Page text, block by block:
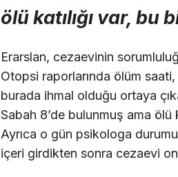
ölü katılığı var,
Erarslan, cezaevinin
Otopsi raporlarında ölüm
burada ihmal olduğu ortaya
Sabah 8’de bulunmuş ama ölü
Ayrıca o gün psikologa
içeri girdikten sonra cezaevi